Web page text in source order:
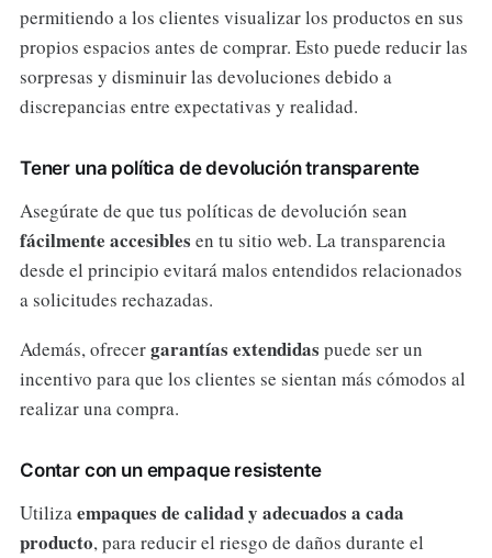
permitiendo a los clientes visualizar los productos en sus
propios espacios antes de comprar. Esto puede reducir las
sorpresas y disminuir las devoluciones debido a
discrepancias entre expectativas y realidad.
Tener una política de devolución transparente
Asegúrate de que tus políticas de devolución sean
fácilmente accesibles en tu sitio web. La transparencia
desde el principio evitará malos entendidos relacionados
a solicitudes rechazadas.
Además, ofrecergarantías extendidas puede ser un
incentivo para que los clientes se sientan más cómodos al
realizar una compra.
Contar con un empaque resistente
Utilizaempaques de calidad y adecuados a cada
producto, para reducir el riesgo de daños durante el